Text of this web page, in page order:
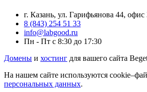
г. Казань, ул. Гарифьянова 44, офис
8 (843) 254 51 33
info@labgood.ru
Пн - Пт с 8:30 до 17:30
Домены и хостинг для вашего сайта
На нашем сайте используются
персональных данных.